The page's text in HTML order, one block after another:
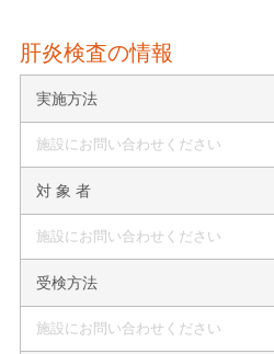
肝炎検査の情報
実施方法
施設にお問い合わせください
対 象 者
施設にお問い合わせください
受検方法
施設にお問い合わせください